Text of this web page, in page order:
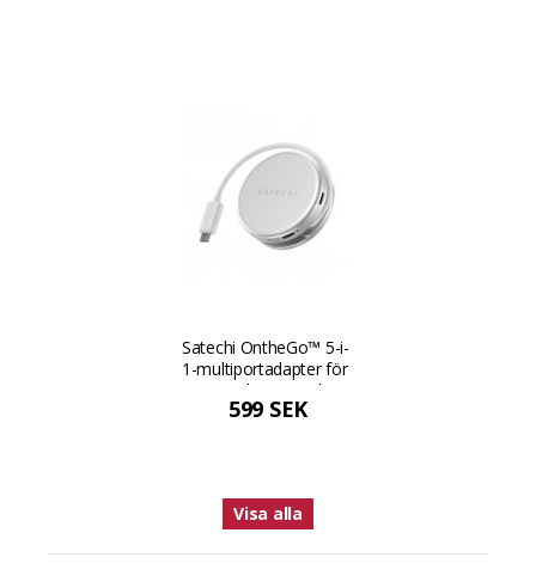
Satechi OntheGo™ 5-i-
1-multiportadapter för
MacBook Neo - Silver
599 SEK
Visa alla